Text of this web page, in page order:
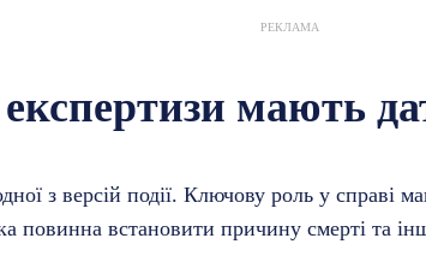
РЕКЛАМА
мають
з версій події. Ключову роль у справі
повинна встановити причину смерті та